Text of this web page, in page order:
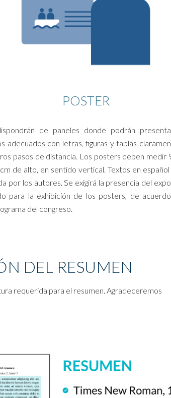
POSTER
de paneles donde podrán
adecuados con letras, figuras y tablas
pasos de distancia. Los posters deben medir
de alto, en sentido vertical. Textos en español
por los autores. Se exigirá la presencia del
para la exhibición de los posters, de
del congreso.
DEL RESUMEN
requerida para el resumen. Agradeceremos